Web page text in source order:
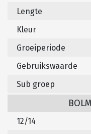
Lengte
Kleur
Groeiperiode
Gebruikswaarde
Sub groep
12/14